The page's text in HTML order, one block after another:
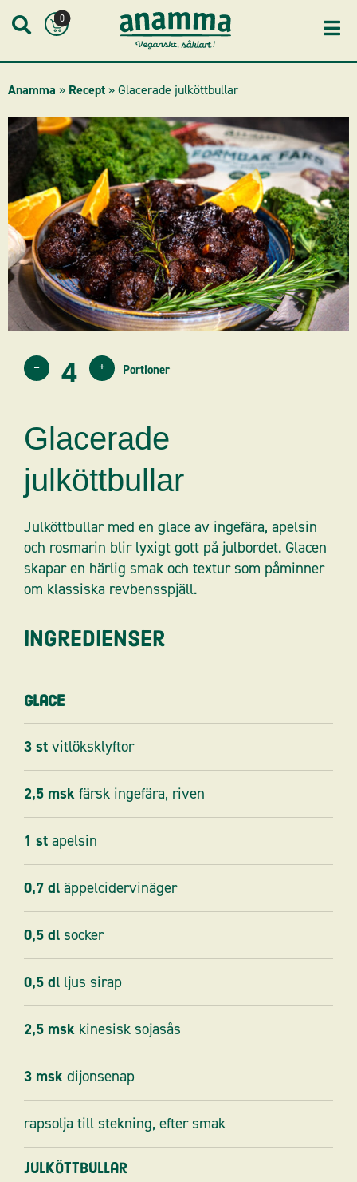
Skip
0
Anamma » Recept»Glacerade julköttbullar
– +
Glacerade
julköttbullar
Julköttbullar med en glace av ingefära, apelsin
och rosmarin blir lyxigt gott på julbordet. Glacen
skapar en härlig smak och textur som påminner
om klassiska revbensspjäll.
Ingredienser
Glace
3 st vitlöksklyftor
2,5 msk färsk ingefära, riven
1 st apelsin
0,7 dl äppelcidervinäger
0,5 dl socker
0,5 dl ljus sirap
2,5 msk kinesisk sojasås
3 msk dijonsenap
rapsolja till stekning, efter smak
Julköttbullar